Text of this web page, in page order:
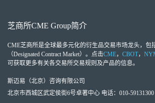
芝商所CME Group简介
CME芝商所是全球最多元化的衍生品交易市场龙头，包
（Designated Contract Market）。点击CME， CBOT，
可获取更多有关各交易所交易规则及产品的信息。
斯迈易（北京）咨询有限公司
北京市西城区武定侯街6号卓著中心 电话：010-59131300